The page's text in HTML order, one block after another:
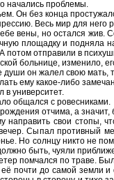
начались проблемы.
Он без конца
Весь мир для него
вены, но остался жив.
площадку и подняла
А потом отправили в
больнице, изменило,
души он жалел свою мать,
ему какое-либо
университет.
общался с ровесниками.
отчима, а значит,
свои стопы,
Сыпал противный
Но солнцу никто не
быть, чуяли
помчался по траве.
почти до самой земли